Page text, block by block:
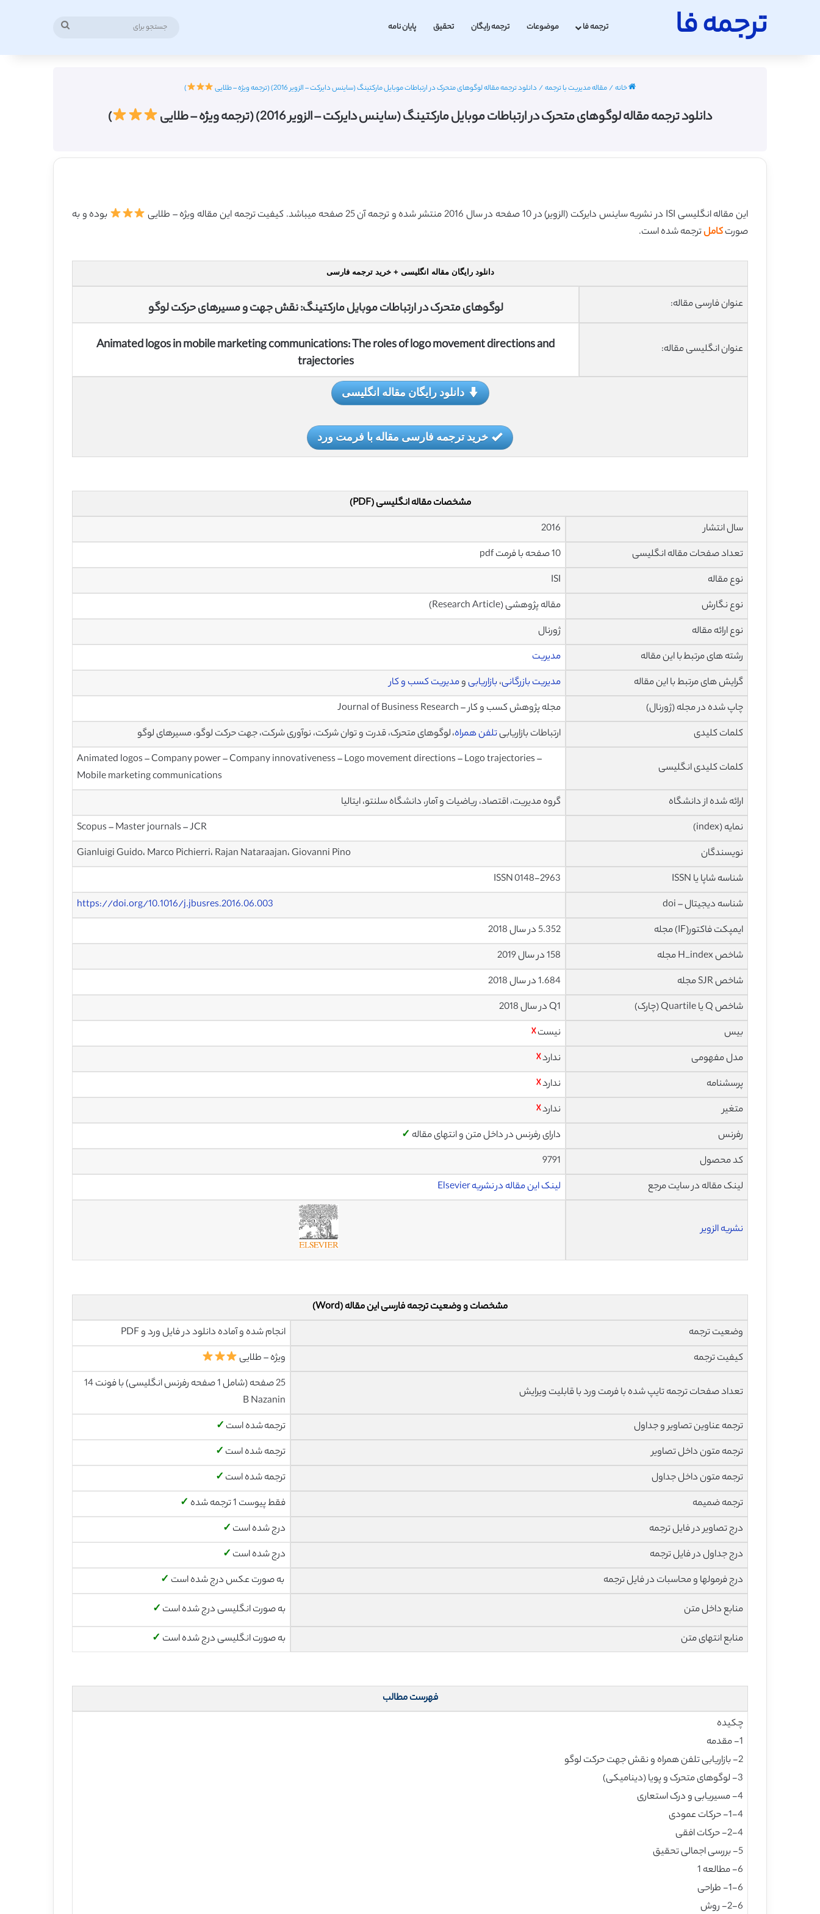
ترجمه فا ترجمه فا موضوعات ترجمه رایگان تحقیق پایان نامه
خانه/مقاله مدیریت با ترجمه/ دانلود ترجمه مقاله لوگوهای متحرک در ارتباطات موبایل مارکتینگ (ساینس دایرکت – الزویر 2016) (ترجمه ویژه – طلایی )
دانلود ترجمه مقاله لوگوهای متحرک در ارتباطات موبایل مارکتینگ (ساینس دایرکت – الزویر 2016) (ترجمه ویژه – طلایی )
این مقاله انگلیسی ISI در نشریه ساینس دایرکت (الزویر) در 10 صفحه در سال 2016 منتشر شده و ترجمه آن 25 صفحه میباشد. کیفیت ترجمه این مقاله ویژه – طلایی
بوده و به
صورتکاملترجمه شده است.
دانلود رایگان مقاله انگلیسی + خرید ترجمه فارسی
عنوان فارسی مقاله: لوگوهای متحرک در ارتباطات موبایل مارکتینگ: نقش جهت و مسیرهای حرکت لوگو
عنوان انگلیسی مقاله:
Animated logos in mobile marketing communications: The roles of logo movement directions and
trajectories
دانلود رایگان مقاله انگلیسی
خرید ترجمه فارسی مقاله با فرمت ورد
مشخصات مقاله انگلیسی (PDF)
سال انتشار
2016
تعداد صفحات مقاله انگلیسی
10 صفحه با فرمت pdf
نوع مقاله
ISI
نوع نگارش
مقاله پژوهشی (Research Article)
نوع ارائه مقاله
ژورنال
رشته های مرتبط با این مقاله
مدیریت
گرایش های مرتبط با این مقاله
مدیریت بازرگانی،بازاریابیومدیریت کسب و کار
چاپ شده در مجله (ژورنال)
مجله پژوهش کسب و کار – Journal of Business Research
کلمات کلیدی
ارتباطات بازاریابیتلفن همراه، لوگوهای متحرک، قدرت و توان شرکت، نوآوری شرکت، جهت حرکت لوگو، مسیرهای لوگو
کلمات کلیدی انگلیسی
Animated logos – Company power – Company innovativeness – Logo movement directions – Logo trajectories –
Mobile marketing communications
ارائه شده از دانشگاه
گروه مدیریت، اقتصاد، ریاضیات و آمار، دانشگاه سلنتو، ایتالیا
نمایه (index)
Scopus – Master journals – JCR
نویسندگان
Gianluigi Guido، Marco Pichierri، Rajan Nataraajan، Giovanni Pino
شناسه شاپا یا ISSN
ISSN 0148-2963
شناسه دیجیتال – doi
https://doi.org/10.1016/j.jbusres.2016.06.003
ایمپکت فاکتور(IF) مجله
5.352 در سال 2018
شاخص H_index مجله
158 در سال 2019
شاخص SJR مجله
1.684 در سال 2018
شاخص Q یا Quartile (چارک)
Q1 در سال 2018
بیس
نیست☓
مدل مفهومی
ندارد☓
پرسشنامه
ندارد☓
متغیر
ندارد☓
رفرنس
دارای رفرنس در داخل متن و انتهای مقاله ✓
کد محصول
9791
لینک مقاله در سایت مرجع
لینک این مقاله در نشریه Elsevier
نشریه الزویر
مشخصات و وضعیت ترجمه فارسی این مقاله (Word)
وضعیت ترجمه
انجام شده و آماده دانلود در فایل ورد و PDF
کیفیت ترجمه
ویژه – طلایی
تعداد صفحات ترجمه تایپ شده با فرمت ورد با قابلیت ویرایش
25 صفحه (شامل 1 صفحه رفرنس انگلیسی) با فونت 14
B Nazanin
ترجمه عناوین تصاویر و جداول
ترجمه شده است ✓
ترجمه متون داخل تصاویر
ترجمه شده است ✓
ترجمه متون داخل جداول
ترجمه شده است ✓
ترجمه ضمیمه
فقط پیوست 1 ترجمه شده
✓
درج تصاویر در فایل ترجمه
درج شده است ✓
درج جداول در فایل ترجمه
درج شده است ✓
درج فرمولها و محاسبات در فایل ترجمه
به صورت عکس درج شده است ✓
منابع داخل متن
به صورت انگلیسی درج شده است ✓
منابع انتهای متن
به صورت انگلیسی درج شده است ✓
فهرست مطالب
چکیده
1- مقدمه
2- بازاریابی تلفن همراه و نقش جهت حرکت لوگو
3- لوگوهای متحرک و پویا (دینامیکی)
4- مسیریابی و درک استعاری
1-4- حرکات عمودی
2-4- حرکات افقی
5- بررسی اجمالی تحقیق
6- مطالعه 1
1-6- طراحی
2-6- روش